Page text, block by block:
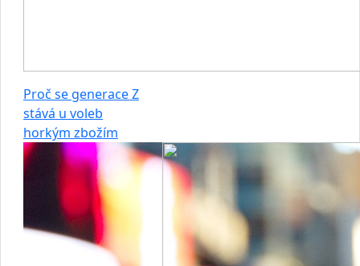
Proč se generace Z
stává u voleb
horkým zbožím